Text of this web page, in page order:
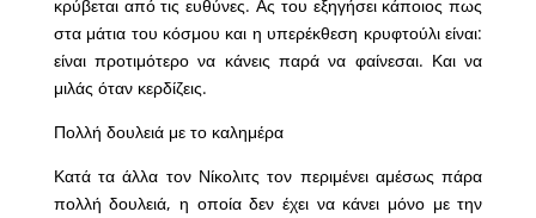
κρύβεται από τις ευθύνες. Ας του εξηγήσει κάποιος πως
στα μάτια του κόσμου και η υπερέκθεση κρυφτούλι είναι:
είναι προτιμότερο να κάνεις παρά να φαίνεσαι. Και να
μιλάς όταν κερδίζεις.
Πολλή δουλειά με το καλημέρα
Κατά τα άλλα τον Νίκολιτς τον περιμένει αμέσως πάρα
πολλή δουλειά, η οποία δεν έχει να κάνει μόνο με την